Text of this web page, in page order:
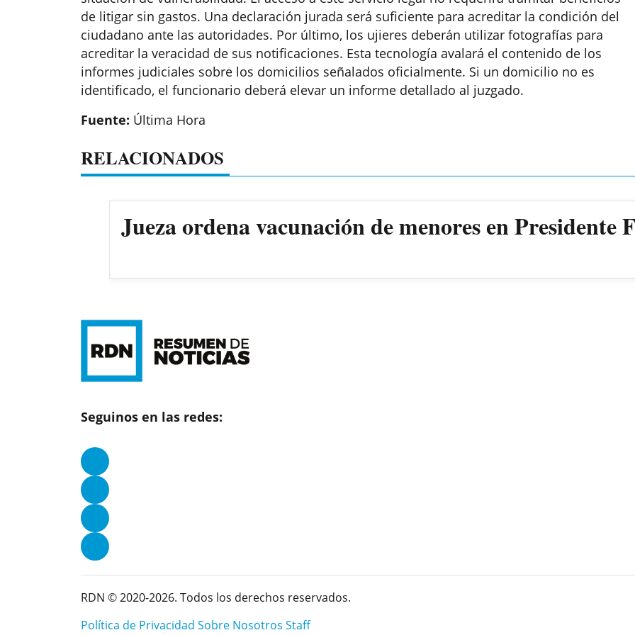
de litigar sin gastos. Una declaración jurada será suficiente para acreditar la condición del
ciudadano ante las autoridades. Por último, los ujieres deberán utilizar fotografías para
acreditar la veracidad de sus notificaciones. Esta tecnología avalará el contenido de los
informes judiciales sobre los domicilios señalados oficialmente. Si un domicilio no es
identificado, el funcionario deberá elevar un informe detallado al juzgado.
Fuente: Última Hora
RELACIONADOS
Jueza ordena vacunación de menores en Presidente
Seguinos en las redes:
RDN © 2020-2026. Todos los derechos reservados.
Política de Privacidad Sobre Nosotros Staff